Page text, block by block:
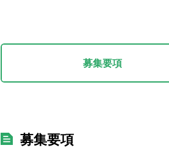
募集要項
募集要項